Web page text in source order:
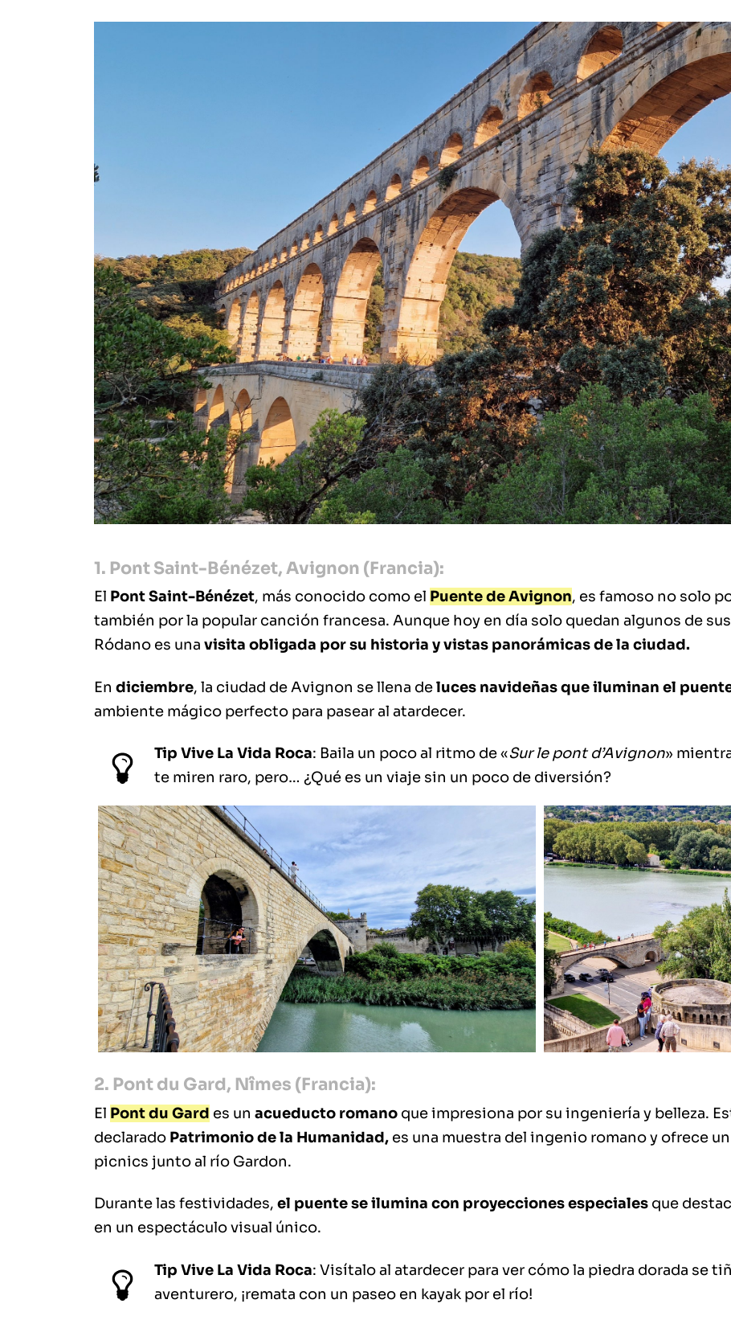
1. Pont Saint-Bénézet, Avignon (Francia):
El Pont Saint-Bénézet, más conocido como el Puente de Avignon, es famoso no solo
también por la popular canción francesa. Aunque hoy en día solo quedan algunos de
Ródano es una visita obligada por su historia y vistas panorámicas de la ciudad.
En diciembre, la ciudad de Avignon se llena deluces navideñas que iluminan el
ambiente mágico perfecto para pasear al atardecer.
Tip Vive La Vida Roca: Baila un poco al ritmo de «Sur le pont d’Avignon»
te miren raro, pero… ¿Qué es un viaje sin un poco de diversión?
2. Pont du Gard, Nîmes (Francia):
El Pont du Gard es un acueducto romano que impresiona por su ingeniería y belleza.
declarado Patrimonio de la Humanidad, es una muestra del ingenio romano y ofrece
picnics junto al río Gardon.
Durante las festividades, el puente se ilumina con proyecciones especiales que
en un espectáculo visual único.
Tip Vive La Vida Roca: Visítalo al atardecer para ver cómo la piedra dorada se
aventurero, ¡remata con un paseo en kayak por el río!